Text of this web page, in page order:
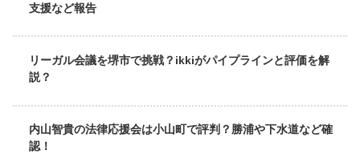
支援など報告
リーガル会議を堺市で挑戦？ikkiがパイプラインと評価を解
説？
内山智貴の法律応援会は小山町で評判？勝浦や下水道など確
認！